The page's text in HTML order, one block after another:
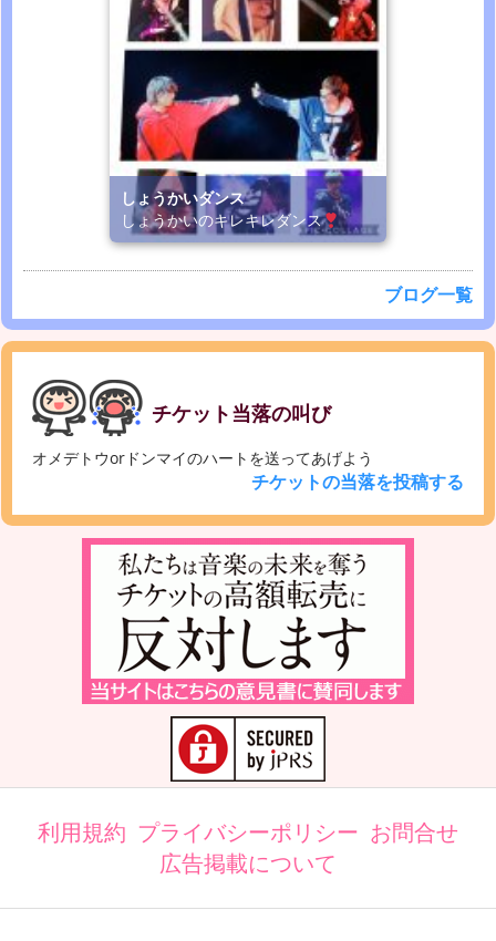
しょうかいダンス
しょうかいのキレキレダンス
ブログ一覧
チケット当落の叫び
オメデトウorドンマイのハートを送ってあげよう
チケットの当落を投稿する
利用規約 プライバシーポリシー お問合せ
広告掲載について